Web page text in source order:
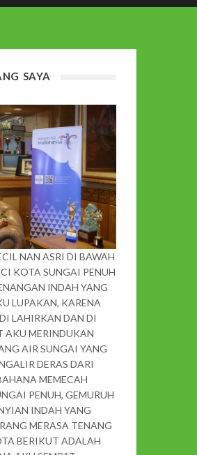
SAYA
NAN ASRI DI BAWAH
KOTA SUNGAI PENUH
INDAH YANG
LUPAKAN, KARENA
LAHIRKAN DAN DI
AKU MERINDUKAN
AIR SUNGAI YANG
DERAS DARI
MEMECAH
PENUH, GEMURUH
INDAH YANG
MERASA TENANG
BERIKUT ADALAH